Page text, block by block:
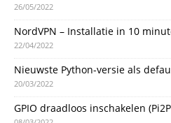
26/05/2022
NordVPN – Installatie in 10
22/04/2022
Nieuwste Python-versie als
20/03/2022
GPIO draadloos inschakelen